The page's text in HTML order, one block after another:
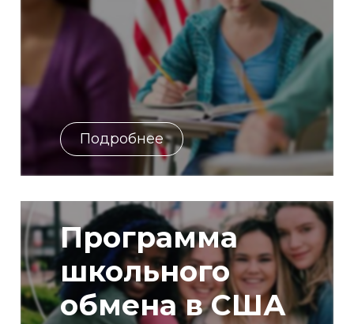
Подробнее
Программа
школьного
обмена в США